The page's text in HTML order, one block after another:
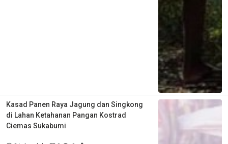
Kasad Panen Raya Jagung dan Singkong
di Lahan Ketahanan Pangan Kostrad
Ciemas Sukabumi